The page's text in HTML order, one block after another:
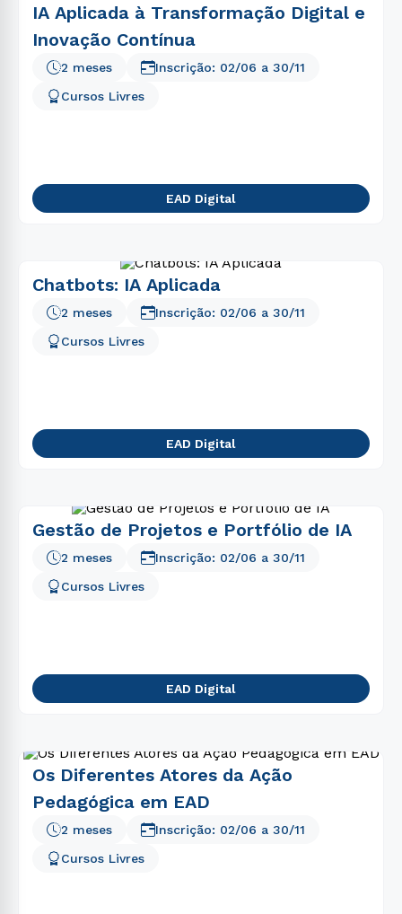
IA Aplicada à Transformação Digital e
Inovação Contínua
Cursos Livres
2 meses Inscrição: 02/06 a 30/11
EAD Digital
Chatbots: IA Aplicada
2 meses
Cursos Livres
Inscrição: 02/06 a 30/11
EAD Digital
Gestão de Projetos e Portfólio de IA
Cursos Livres
2 meses Inscrição: 02/06 a 30/11
EAD Digital
Os Diferentes Atores da Ação
Pedagógica em EAD
Cursos Livres
2 meses Inscrição: 02/06 a 30/11